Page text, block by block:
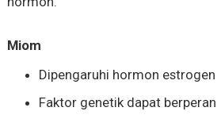
Miom
Dipengaruhi hormon estrogen
Faktor genetik dapat berperan